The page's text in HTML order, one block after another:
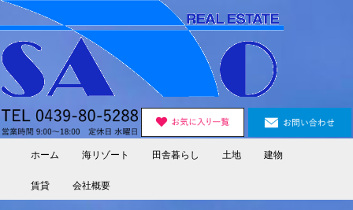
Skip
to
primary
content
ホーム 海リゾート 田舎暮らし 土地 建物
賃貸 会社概要